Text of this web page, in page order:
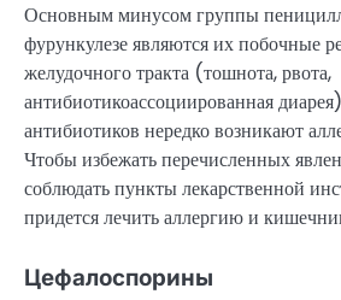
Основным минусом группы
фурункулезе являются их побочные
желудочного тракта (тошнота, рвота,
антибиотикоассоциированная
антибиотиков нередко возникают
Чтобы избежать перечисленных
соблюдать пункты лекарственной
придется лечить аллергию и
Цефалоспорины